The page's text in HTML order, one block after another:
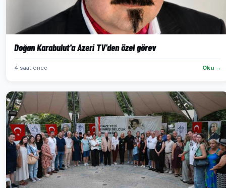
Doğan Karabulut'a Azeri TV'den özel görev
4 saat önce Oku →